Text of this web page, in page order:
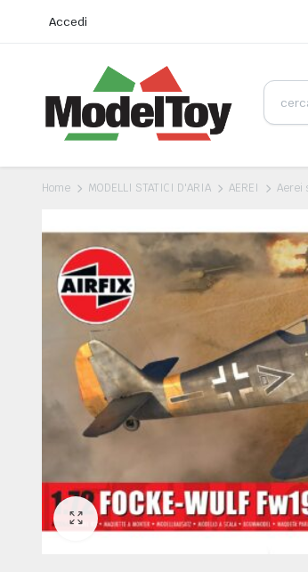
Accedi
Home MODELLI STATICI D'ARIA AEREI Aerei